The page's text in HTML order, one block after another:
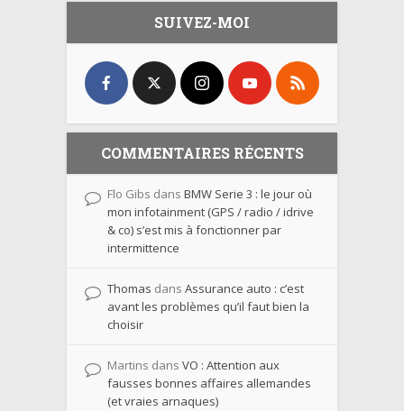
SUIVEZ-MOI
COMMENTAIRES RÉCENTS
Flo Gibs dans BMW Serie 3 : le jour où
mon infotainment (GPS / radio / idrive
& co) s’est mis à fonctionner par
intermittence
Thomas dans Assurance auto : c’est
avant les problèmes qu’il faut bien la
choisir
Martins dans VO : Attention aux
fausses bonnes affaires allemandes
(et vraies arnaques)